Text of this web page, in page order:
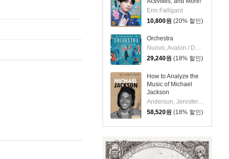
Erin Falligant
10,800원 (20% 할인)
Orchestra
Nuovo, Avalon / Doran, David
29,240원 (18% 할인)
How to Analyze the
Music of Michael
Jackson
Anderson, Jennifer Joline
58,520원 (18% 할인)